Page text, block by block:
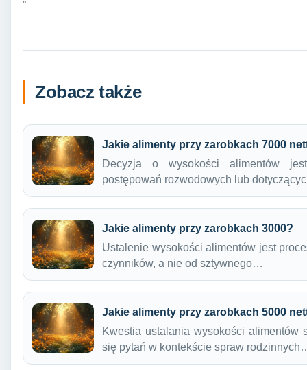
Zobacz także
Jakie alimenty przy zarobkach 7000
Decyzja o wysokości alimentów
postępowań rozwodowych lub
Jakie alimenty przy zarobkach 3000?
Ustalenie wysokości alimentów jest
czynników, a nie od sztywnego…
Jakie alimenty przy zarobkach 5000
Kwestia ustalania wysokości
się pytań w kontekście spraw